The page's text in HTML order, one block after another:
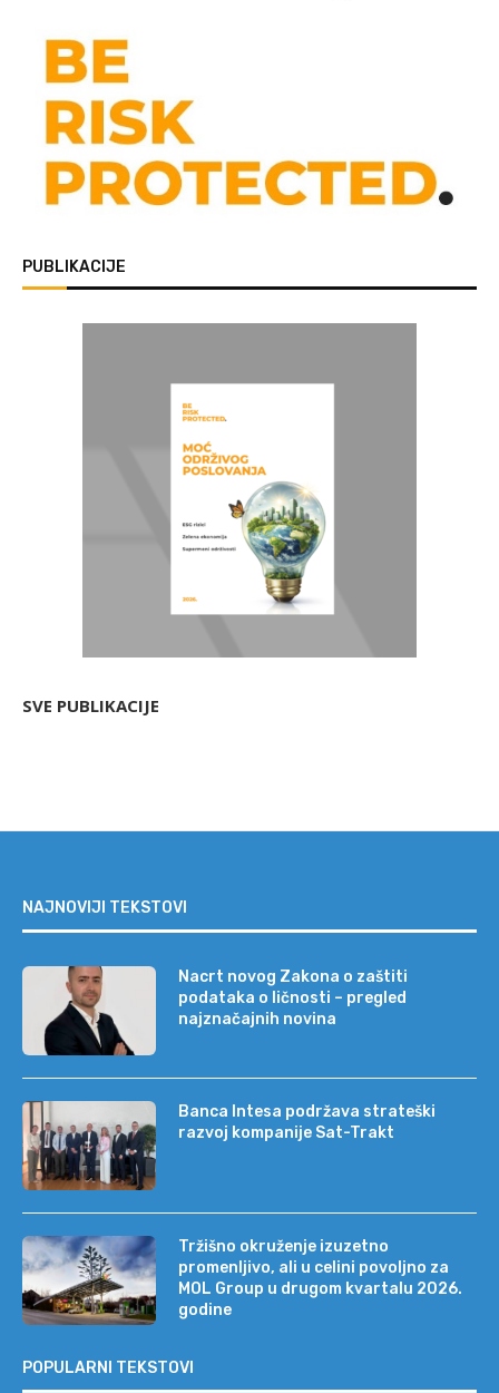
PUBLIKACIJE
SVE PUBLIKACIJE
NAJNOVIJI TEKSTOVI
Nacrt novog Zakona o zaštiti
podataka o ličnosti – pregled
najznačajnih novina
Banca Intesa podržava strateški
razvoj kompanije Sat-Trakt
Tržišno okruženje izuzetno
promenljivo, ali u celini povoljno za
MOL Group u drugom kvartalu 2026.
godine
POPULARNI TEKSTOVI